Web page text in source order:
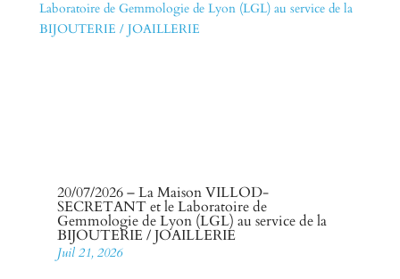
20/07/2026 – La Maison VILLOD-
SECRETANT et le Laboratoire de
Gemmologie de Lyon (LGL) au service de la
BIJOUTERIE / JOAILLERIE
Juil 21, 2026